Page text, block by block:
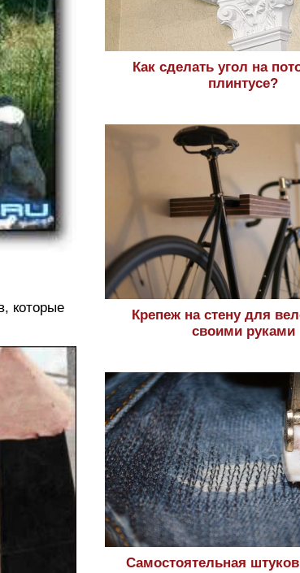
которые
Как сделать угол на
плинтусе?
Крепеж на стену для
своими руками
Самостоятельная